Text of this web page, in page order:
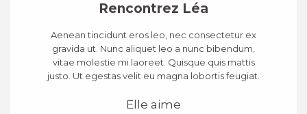
Rencontrez Léa
Aenean tincidunt eros leo, nec consectetur ex
gravida ut. Nunc aliquet leo a nunc bibendum,
vitae molestie mi laoreet. Quisque quis mattis
justo. Ut egestas velit eu magna lobortis feugiat.
Elle aime